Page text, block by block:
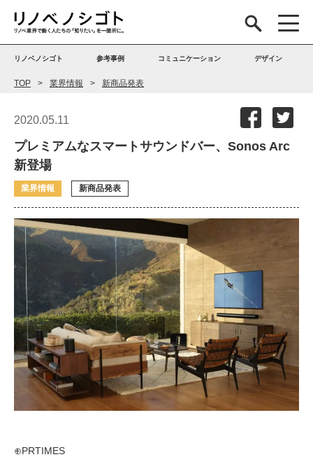
リノベノシゴト 参考事例 コミュニケーション デザイン
TOP 業界情報 新商品発表
2020.05.11
プレミアムなスマートサウンドバー、Sonos Arc
新登場
業界情報 新商品発表
⊕PRTIMES